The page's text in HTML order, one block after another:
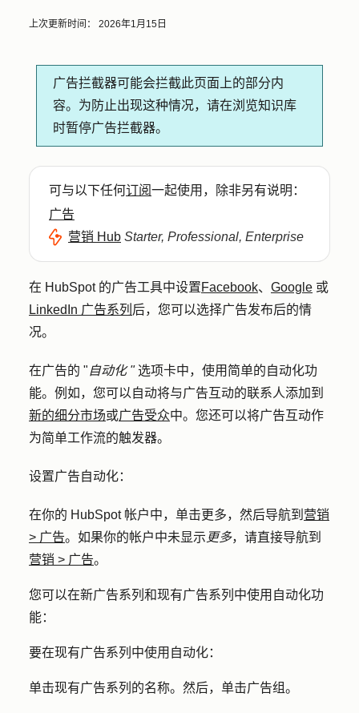
上次更新时间： 2026年1月15日
广告拦截器可能会拦截此页面上的部分内
容。为防止出现这种情况，请在浏览知识库
时暂停广告拦截器。
可与以下任何订阅一起使用，除非另有说明：
广告
营销 Hub Starter, Professional, Enterprise
在 HubSpot 的广告工具中设置Facebook、 Google 或
LinkedIn 广告系列 后，您可以选择广告发布后的情
况。
在广告的 " 自动化 "选项卡中，使用简单的自动化功
能。例如，您可以自动将与广告互动的联系人添加到
新的细分市场或广告受众中。您还可以将广告互动作
为简单工作流的触发器。
设置广告自动化：
在你的 HubSpot 帐户中，单击更多，然后导航到 营销
> 广告。如果你的帐户中未显示 更多，请直接导航到
营销 > 广告。
您可以在新广告系列和现有广告系列中使用自动化功
能：
要在现有广告系列中使用自动化：
单击现有广告系列的名称。然后，单击广告组。